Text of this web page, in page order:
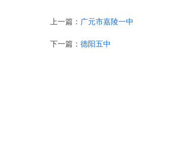
上一篇： 广元市嘉陵一中
下一篇： 德阳五中